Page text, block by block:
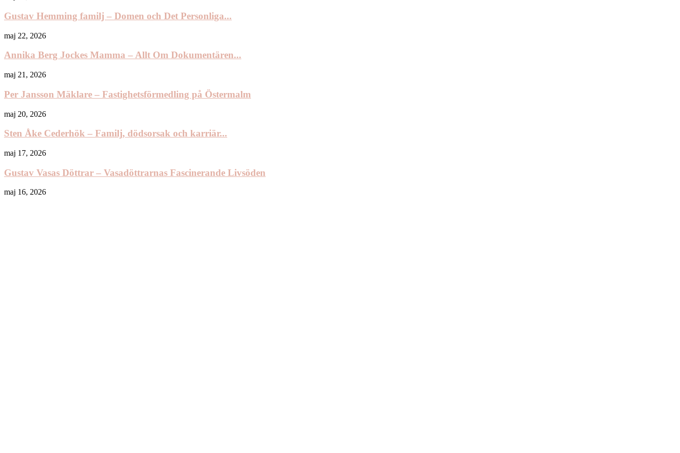
Gustav Hemming familj – Domen och Det Personliga...
maj 22, 2026
Annika Berg Jockes Mamma – Allt Om Dokumentären...
maj 21, 2026
Per Jansson Mäklare – Fastighetsförmedling på Östermalm
maj 20, 2026
Sten Åke Cederhök – Familj, dödsorsak och karriär...
maj 17, 2026
Gustav Vasas Döttrar – Vasadöttrarnas Fascinerande Livsöden
maj 16, 2026